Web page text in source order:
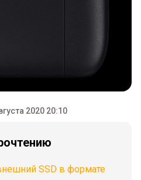
2020 20:10
SSD в формате